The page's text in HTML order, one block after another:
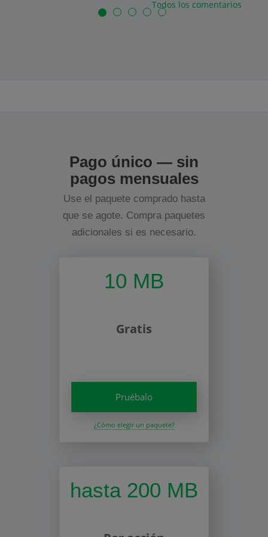
Todos los comentarios
Pago único — sin
pagos mensuales
Use el paquete comprado hasta
que se agote. Compra paquetes
adicionales si es necesario.
10 MB
Gratis
Pruébalo
¿Cómo elegir un paquete?
hasta 200 MB